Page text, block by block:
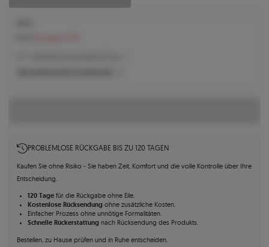
PROBLEMLOSE RÜCKGABE BIS ZU 120 TAGEN
Kaufen Sie ohne Risiko - Sie haben Zeit, Komfort und die volle Kontrolle über Ihre
Entscheidung.
120 Tagefür die Rückgabe ohne Eile.
Kostenlose Rücksendungohne zusätzliche Kosten.
Einfacher Prozess ohne unnötige Formalitäten.
Schnelle Rückerstattungnach Rücksendung des Produkts.
Bestellen, zu Hause prüfen und in Ruhe entscheiden.